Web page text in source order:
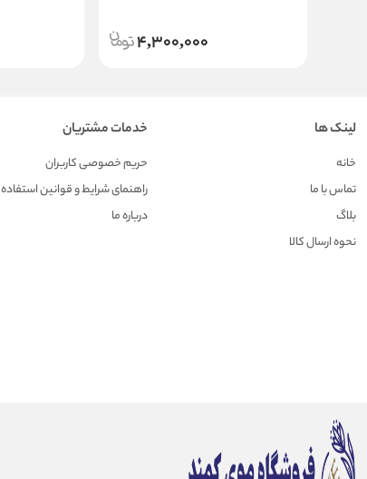
4,300,000
لینک ها
خانه
تماس با ما
بلاگ
نحوه ارسال کالا
خدمات مشتریان
حریم خصوصی کاربران
راهنمای شرایط و قوانین استفاده
درباره ما